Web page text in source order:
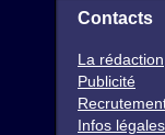
Contacts
La rédaction
Publicité
Infos légales